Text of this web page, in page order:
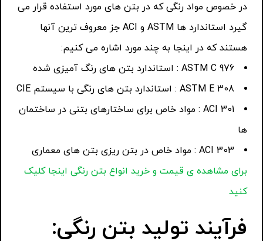
در خصوص مواد رنگی که در بتن های مورد استفاده قرار می
گیرد استاندارد ها ASTM و ACI جز معروف ترین آنها
هستند که در اینجا به چند مورد اشاره می کنیم:
ASTM C 976 : استاندارد بتن های رنگ آمیزی شده
ASTM E 308 : استاندارد بتن های رنگی با سیستم CIE
ACI 301 : مواد خاص برای ساختارهای بتنی در ساختمان
ها
ACI 303 : مواد خاص در بتن ریزی بتن های معماری
برای مشاهده ی قیمت و خرید انواع بتن رنگی اینجا کلیک
کنید
فرآیند تولید بتن رنگی: